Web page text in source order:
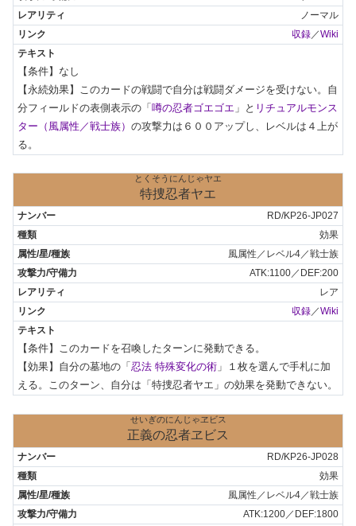
ノーマル
収録 ／Wiki
【条件】なし
【永続効果】このカードの戦闘で自分は戦闘ダメージを受けない。自
分フィールドの表側表示の「 噂の忍者ゴエゴエ 」と リチュアルモンス
ター（風属性／戦士族） の攻撃力は６００アップし、レベルは４上が
る。
とくそうにんじゃヤエ
特捜忍者ヤエ
RD/KP26-JP027
効果
風属性／レベル4／戦士族
ATK:1100／DEF:200
レア
収録／Wiki
【条件】このカードを召喚したターンに発動できる。
【効果】自分の墓地の「 忍法 特殊変化の術 」１枚を選んで手札に加
える。このターン、自分は「特捜忍者ヤエ」の効果を発動できない。
せいぎのにんじゃヱビス
正義の忍者ヱビス
RD/KP26-JP028
効果
風属性／レベル4／戦士族
ATK:1200／DEF:1800